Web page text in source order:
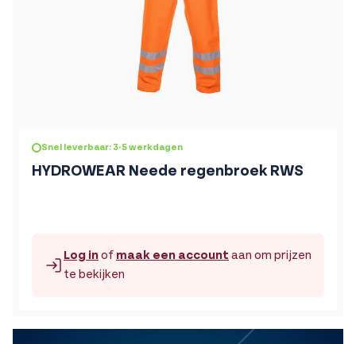
Snel leverbaar: 3-5 werkdagen
HYDROWEAR Neede regenbroek RWS
De prijs is afhankelijk van de gekozen opties op de
Log inof maak een account aan om prijzen
te bekijken